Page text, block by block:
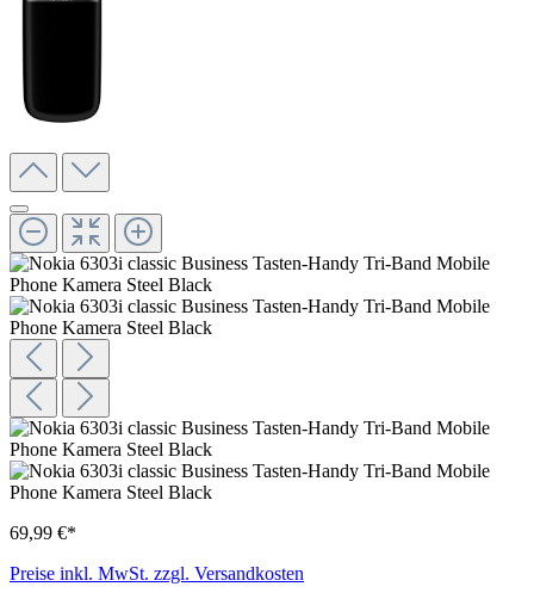
69,99 €*
Preise inkl. MwSt. zzgl. Versandkosten